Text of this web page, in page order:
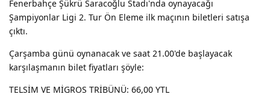
Fenerbahçe Şükrü Saracoğlu Stadı'nda oynayacağı
Şampiyonlar Ligi 2. Tur Ön Eleme ilk maçının biletleri satışa
çıktı.
Çarşamba günü oynanacak ve saat 21.00'de başlayacak
karşılaşmanın bilet fiyatları şöyle:
TELSİM VE MİGROS TRİBÜNÜ: 66,00 YTL